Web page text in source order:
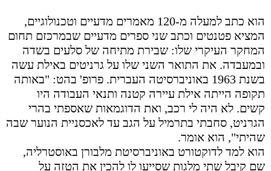
הוא כתב למעלה מ-120 מאמרים מדעיים וטכנולוגיים,
המציא פטנטים וכתב שני ספרים מדעיים שבמרכזם תחום
המחקר העיקרי שלו: שבירת מתיחה של סלעים בשדה
ובמעבדה. את התואר השני שלו על גרניטים באילת עשה
בשנת 1963 באוניברסיטה העברית. פרופ' בהט:
"באותה
תקופה הייתה אילת עיירה קטנה ותנאי העבודה היו
קשים. לא היה לי רכב, ואת הדוגמאות שאספתי בהרי
הגרניט, סחבתי בתרמיל על הגב עד לאכסניית הנוער שבה
שהיתי", הוא אומר.
הוא למד לדוקטורט באוניברסיטת מלבורן באוסטרליה,
שם קיבל שתי מלגות שסייעו לו להכין את הטזה על